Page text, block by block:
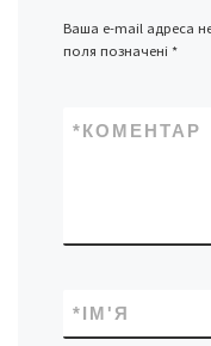
Ваша e-mail адреса
поля позначені *
КОМЕНТАР
*
ІМ'Я
*